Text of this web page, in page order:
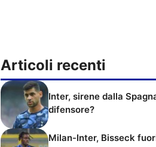
Articoli recenti
Inter, sirene dalla
difensore?
Milan-Inter, Bisseck